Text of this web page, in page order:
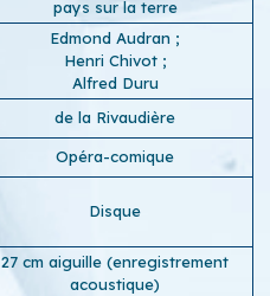
pays sur la terre
Edmond Audran ;
Henri Chivot ;
Alfred Duru
de la Rivaudière
Opéra-comique
Disque
27 cm aiguille (enregistrement
acoustique)